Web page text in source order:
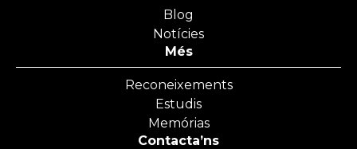
Blog
Notícies
Més
Reconeixements
Estudis
Memórias
Contacta’ns